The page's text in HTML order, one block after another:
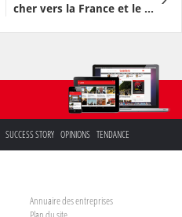
cher vers la France et le ...
SUCCESS STORY OPINIONS TENDANCE
Annuaire des entreprises